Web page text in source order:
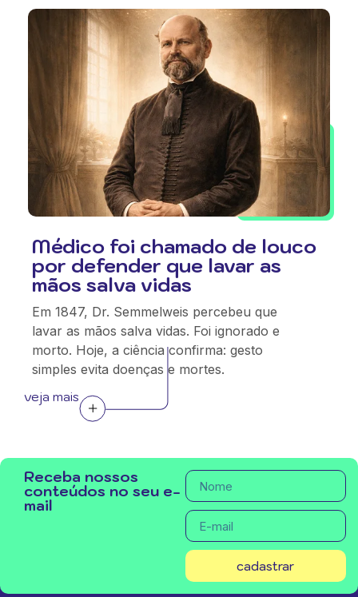
Médico foi chamado de louco
por defender que lavar as
mãos salva vidas
Em 1847, Dr. Semmelweis percebeu que
lavar as mãos salva vidas. Foi ignorado e
morto. Hoje, a ciência confirma: gesto
simples evita doenças e mortes.
veja mais
Receba nossos
conteúdos no seu e-
mail
cadastrar